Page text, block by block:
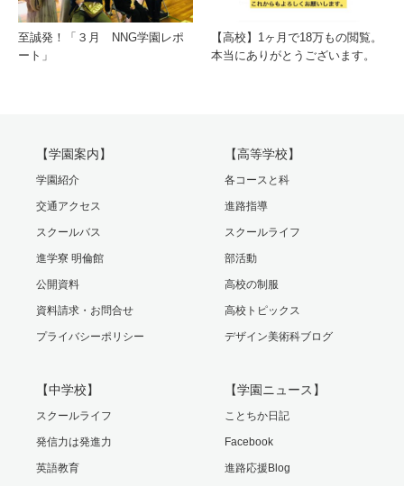
至誠発！「３月 NNG学園レポ
ート」
【高校】1ヶ月で18万もの閲覧。
本当にありがとうございます。
【学園案内】
学園紹介
交通アクセス
スクールバス
進学寮 明倫館
公開資料
資料請求・お問合せ
プライバシーポリシー
【高等学校】
各コースと科
進路指導
スクールライフ
部活動
高校の制服
高校トピックス
デザイン美術科ブログ
【中学校】
スクールライフ
発信力は発進力
英語教育
【学園ニュース】
ことちか日記
Facebook
進路応援Blog